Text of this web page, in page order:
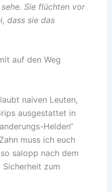
Sie flüchten vor
dass sie das
auf den Weg
naiven Leuten,
ausgestattet in
Helden“
muss ich euch
salopp nach dem
zum